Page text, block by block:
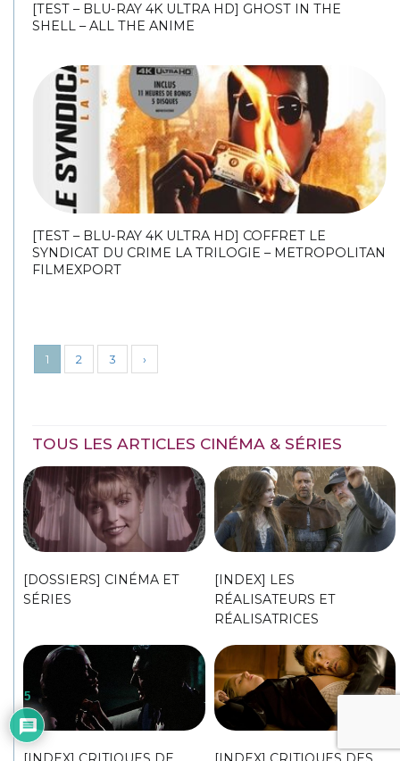
[TEST – BLU-RAY 4K ULTRA HD] GHOST IN THE
SHELL – ALL THE ANIME
[TEST – BLU-RAY 4K ULTRA HD] COFFRET LE
SYNDICAT DU CRIME LA TRILOGIE – METROPOLITAN
FILMEXPORT
1 2 3 ›
TOUS LES ARTICLES CINÉMA & SÉRIES
[DOSSIERS] CINÉMA ET
SÉRIES
[INDEX] LES
RÉALISATEURS ET
RÉALISATRICES
5